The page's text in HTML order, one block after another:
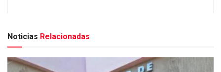
Noticias Relacionadas